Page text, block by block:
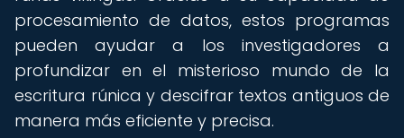
procesamiento de datos, estos programas
pueden ayudar a los investigadores a
profundizar en el misterioso mundo de la
escritura rúnica y descifrar textos antiguos de
manera más eficiente y precisa.